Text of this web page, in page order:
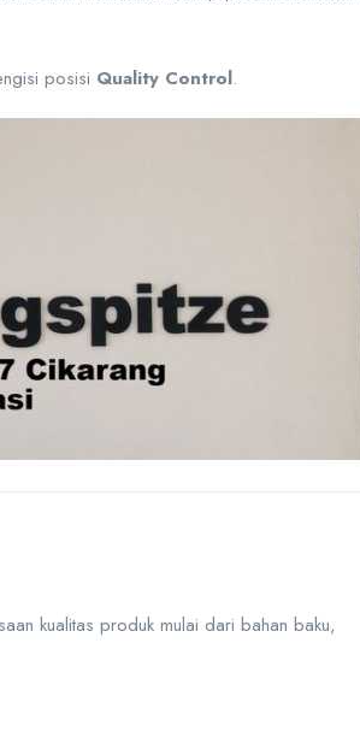
posisi Quality Control.
kualitas produk mulai dari bahan baku,